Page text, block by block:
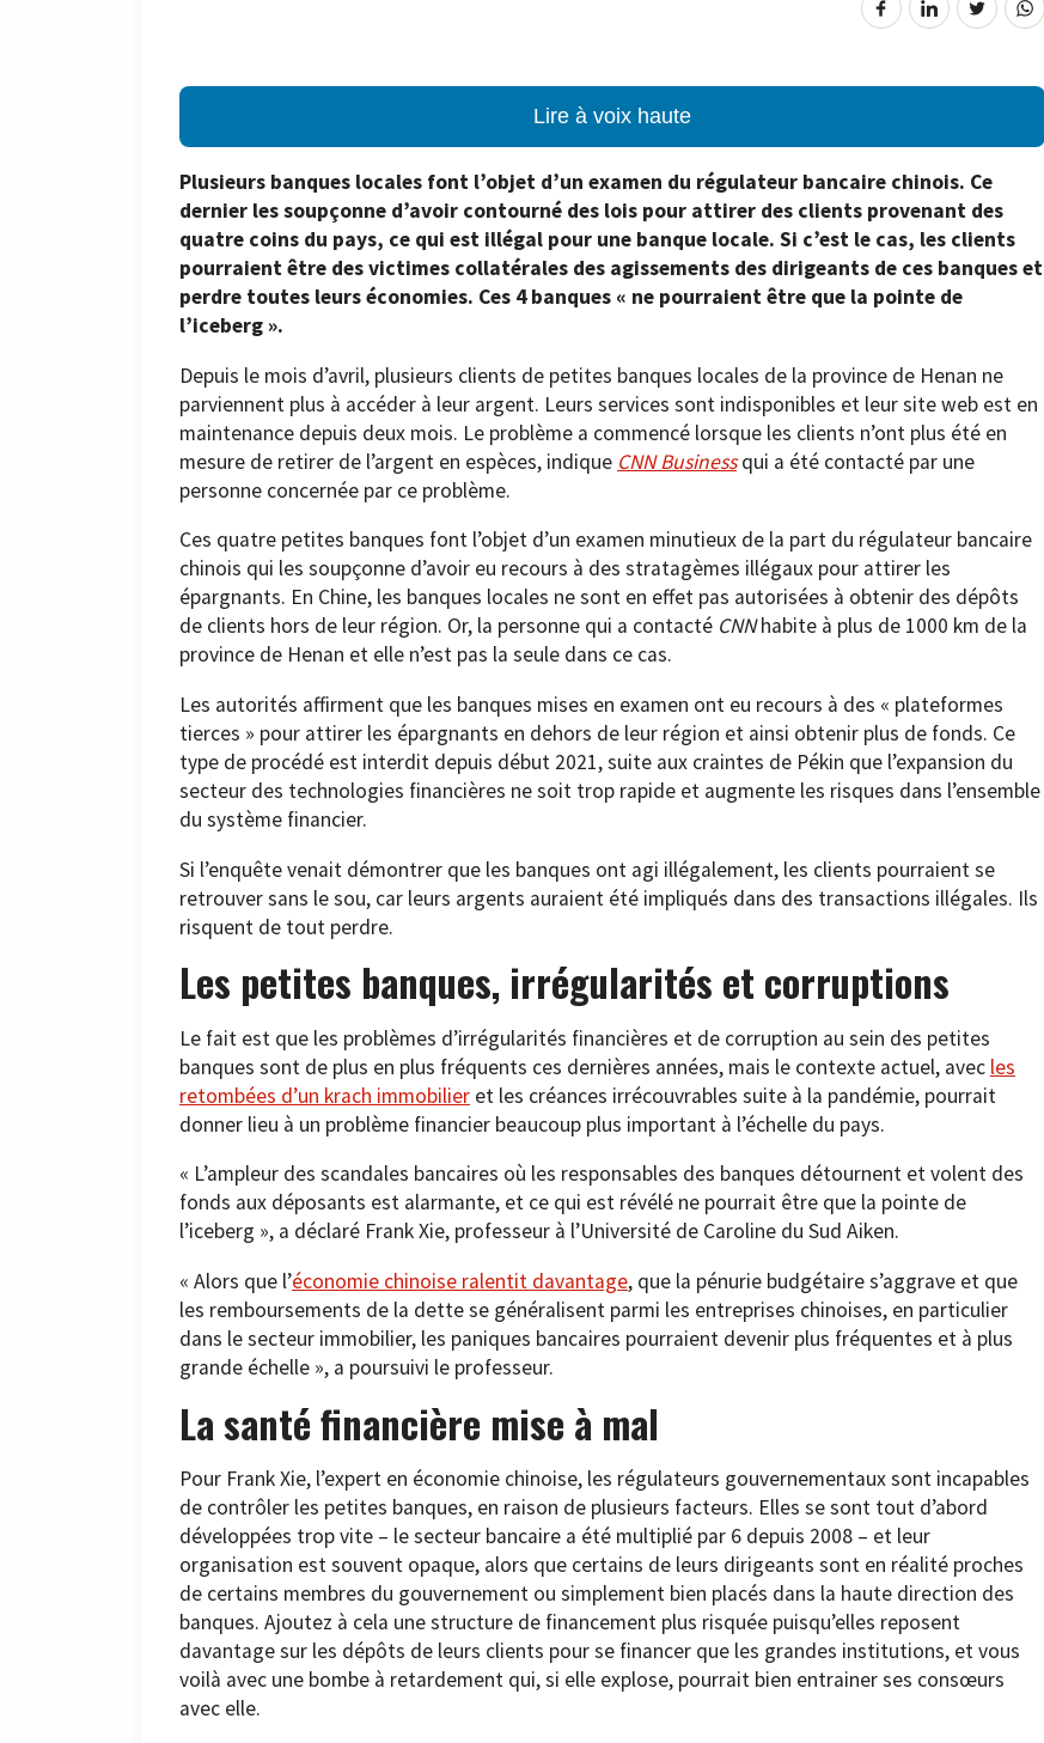
Lire à voix haute
Plusieurs banques locales font l’objet d’un examen du régulateur bancaire chinois. Ce
dernier les soupçonne d’avoir contourné des lois pour attirer des clients provenant des
quatre coins du pays, ce qui est illégal pour une banque locale. Si c’est le cas, les clients
pourraient être des victimes collatérales des agissements des dirigeants de ces banques et
perdre toutes leurs économies. Ces 4 banques « ne pourraient être que la pointe de
l’iceberg ».
Depuis le mois d’avril, plusieurs clients de petites banques locales de la province de Henan ne
parviennent plus à accéder à leur argent. Leurs services sont indisponibles et leur site web est en
maintenance depuis deux mois. Le problème a commencé lorsque les clients n’ont plus été en
mesure de retirer de l’argent en espèces, indique CNN Businessqui a été contacté par une
personne concernée par ce problème.
Ces quatre petites banques font l’objet d’un examen minutieux de la part du régulateur bancaire
chinois qui les soupçonne d’avoir eu recours à des stratagèmes illégaux pour attirer les
épargnants. En Chine, les banques locales ne sont en effet pas autorisées à obtenir des dépôts
de clients hors de leur région. Or, la personne qui a contacté CNNhabite à plus de 1000 km de la
province de Henan et elle n’est pas la seule dans ce cas.
Les autorités affirment que les banques mises en examen ont eu recours à des « plateformes
tierces » pour attirer les épargnants en dehors de leur région et ainsi obtenir plus de fonds. Ce
type de procédé est interdit depuis début 2021, suite aux craintes de Pékin que l’expansion du
secteur des technologies financières ne soit trop rapide et augmente les risques dans l’ensemble
du système financier.
Si l’enquête venait démontrer que les banques ont agi illégalement, les clients pourraient se
retrouver sans le sou, car leurs argents auraient été impliqués dans des transactions illégales. Ils
risquent de tout perdre.
Les petites banques, irrégularités et corruptions
Le fait est que les problèmes d’irrégularités financières et de corruption au sein des petites
banques sont de plus en plus fréquents ces dernières années, mais le contexte actuel, avec les
retombées d’un krach immobilier et les créances irrécouvrables suite à la pandémie, pourrait
donner lieu à un problème financier beaucoup plus important à l’échelle du pays.
« L’ampleur des scandales bancaires où les responsables des banques détournent et volent des
fonds aux déposants est alarmante, et ce qui est révélé ne pourrait être que la pointe de
l’iceberg », a déclaré Frank Xie, professeur à l’Université de Caroline du Sud Aiken.
« Alors que l’économie chinoise ralentit davantage, que la pénurie budgétaire s’aggrave et que
les remboursements de la dette se généralisent parmi les entreprises chinoises, en particulier
dans le secteur immobilier, les paniques bancaires pourraient devenir plus fréquentes et à plus
grande échelle », a poursuivi le professeur.
La santé financière mise à mal
Pour Frank Xie, l’expert en économie chinoise, les régulateurs gouvernementaux sont incapables
de contrôler les petites banques, en raison de plusieurs facteurs. Elles se sont tout d’abord
développées trop vite – le secteur bancaire a été multiplié par 6 depuis 2008 – et leur
organisation est souvent opaque, alors que certains de leurs dirigeants sont en réalité proches
de certains membres du gouvernement ou simplement bien placés dans la haute direction des
banques. Ajoutez à cela une structure de financement plus risquée puisqu’elles reposent
davantage sur les dépôts de leurs clients pour se financer que les grandes institutions, et vous
voilà avec une bombe à retardement qui, si elle explose, pourrait bien entrainer ses consœurs
avec elle.